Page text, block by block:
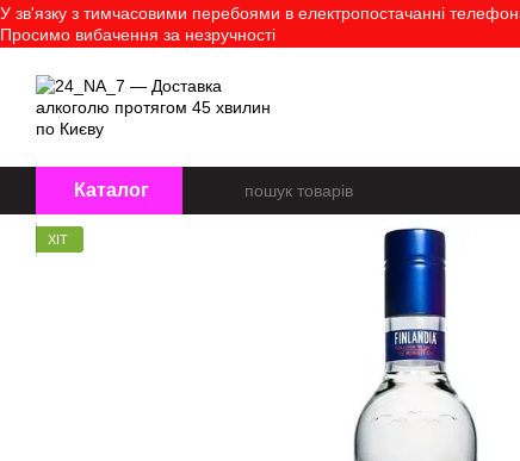
Перейти до основного контенту
У зв'язку з тимчасовими перебоями в електропостачанні
Просимо вибачення за незручності
Каталог
ХІТ